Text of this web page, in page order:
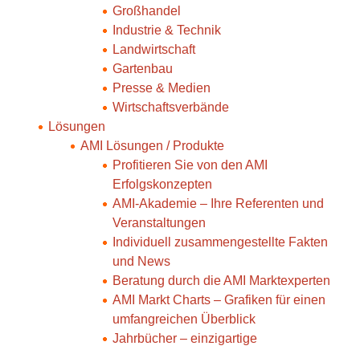
Großhandel
Industrie & Technik
Landwirtschaft
Gartenbau
Presse & Medien
Wirtschaftsverbände
Lösungen
AMI Lösungen / Produkte
Profitieren Sie von den AMI
Erfolgskonzepten
AMI-Akademie – Ihre Referenten und
Veranstaltungen
Individuell zusammengestellte Fakten
und News
Beratung durch die AMI Marktexperten
AMI Markt Charts – Grafiken für einen
umfangreichen Überblick
Jahrbücher – einzigartige